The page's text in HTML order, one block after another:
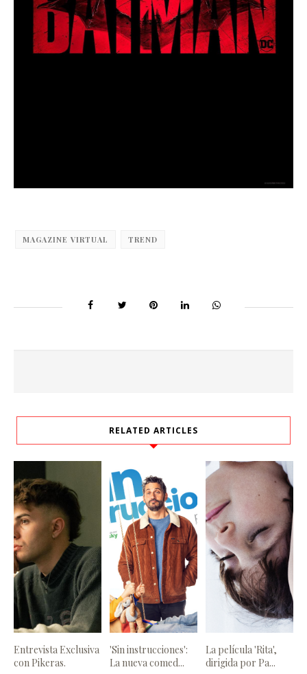
MAGAZINE VIRTUAL TREND
RELATED ARTICLES
Entrevista Exclusiva
con Pikeras.
'Sin instrucciones':
La nueva comed...
La película 'Rita',
dirigida por Pa...